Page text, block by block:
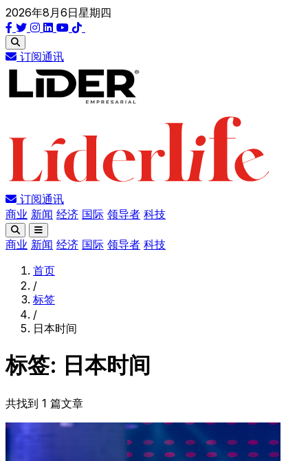
2026年8月6日星期四
订阅通讯
订阅通讯
商业 新闻 经济 国际 领导者 科技
商业 新闻 经济 国际 领导者 科技
首页
/
标签
/
日本时间
标签: 日本时间
共找到 1 篇文章